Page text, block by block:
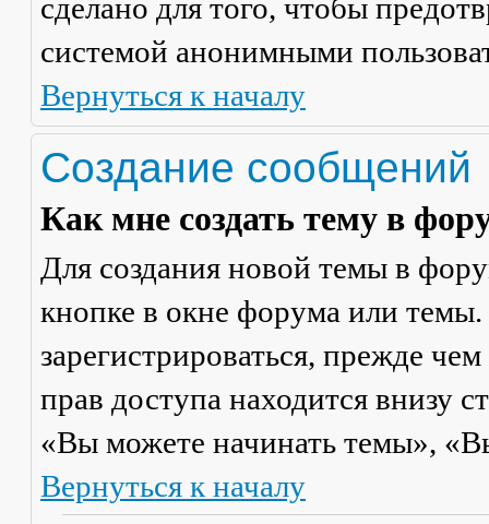
сделано для того, чтобы
системой анонимными
Вернуться к началу
Создание сообщений
Как мне создать тему в
Для создания новой темы в
кнопке в окне форума или
зарегистрироваться, прежде
прав доступа находится внизу
«Вы можете начинать темы»,
Вернуться к началу